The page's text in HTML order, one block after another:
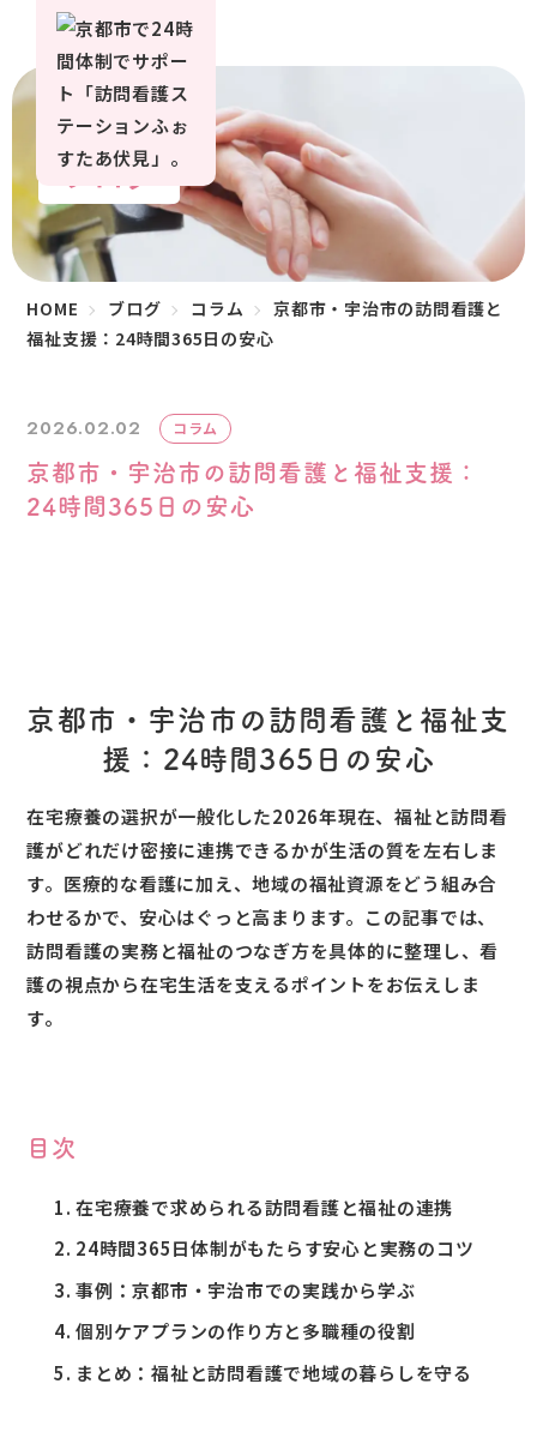
ブログ
HOME ブログ コラム
京都市・宇治市の訪問看護と
福祉支援：24時間365日の安心
2026.02.02 コラム
京都市・宇治市の訪問看護と福祉支援：
24時間365日の安心
京都市・宇治市の訪問看護と福祉支
援：24時間365日の安心
在宅療養の選択が一般化した2026年現在、福祉と訪問看
護がどれだけ密接に連携できるかが生活の質を左右しま
す。医療的な看護に加え、地域の福祉資源をどう組み合
わせるかで、安心はぐっと高まります。この記事では、
訪問看護の実務と福祉のつなぎ方を具体的に整理し、看
護の視点から在宅生活を支えるポイントをお伝えしま
す。
目次
在宅療養で求められる訪問看護と福祉の連携
24時間365日体制がもたらす安心と実務のコツ
事例：京都市・宇治市での実践から学ぶ
個別ケアプランの作り方と多職種の役割
まとめ：福祉と訪問看護で地域の暮らしを守る